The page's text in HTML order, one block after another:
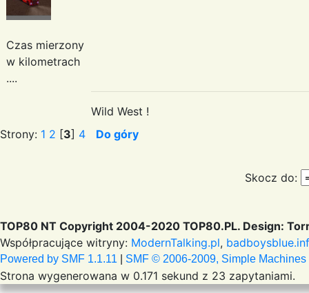
Czas mierzony
w kilometrach
....
Wild West !
Strony: 1 2 [3] 4 Do góry
Skocz do:
TOP80 NT Copyright 2004-2020 TOP80.PL. Design:
Współpracujące witryny: ModernTalking.pl,
Powered by SMF 1.1.11 SMF © 2006-2009, Simple Machines
Strona wygenerowana w 0.171 sekund z 23 zapytaniami.